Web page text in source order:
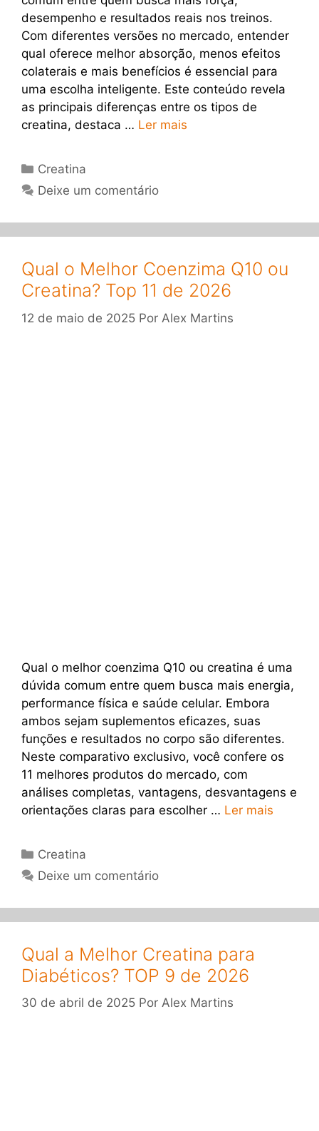
desempenho e resultados reais nos treinos.
Com diferentes versões no mercado, entender
qual oferece melhor absorção, menos efeitos
colaterais e mais benefícios é essencial para
uma escolha inteligente. Este conteúdo revela
as principais diferenças entre os tipos de
creatina, destaca … Ler mais
Categorias
Creatina
Deixe um comentário
Qual o Melhor Coenzima Q10 ou
Creatina? Top 11 de 2026
12 de maio de 2025 Por Alex Martins
Qual o melhor coenzima Q10 ou creatina é uma
dúvida comum entre quem busca mais energia,
performance física e saúde celular. Embora
ambos sejam suplementos eficazes, suas
funções e resultados no corpo são diferentes.
Neste comparativo exclusivo, você confere os
11 melhores produtos do mercado, com
análises completas, vantagens, desvantagens e
orientações claras para escolher … Ler mais
Categorias
Creatina
Deixe um comentário
Qual a Melhor Creatina para
Diabéticos? TOP 9 de 2026
30 de abril de 2025 Por Alex Martins